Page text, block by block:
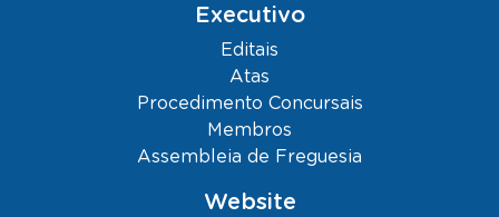
Executivo
Editais
Atas
Procedimento Concursais
Membros
Assembleia de Freguesia
Website